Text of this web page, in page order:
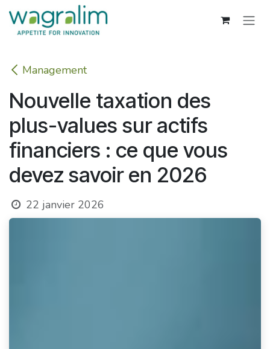
Se rendre au contenu
Management
Nouvelle taxation des
plus-values sur actifs
financiers : ce que vous
devez savoir en 2026
22 janvier 2026